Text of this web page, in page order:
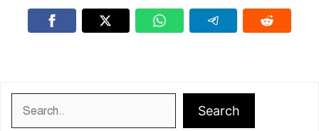
Search